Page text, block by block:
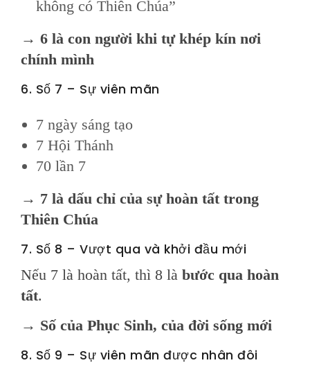
không có Thiên Chúa”
→ 6 là con người khi tự khép kín nơi
chính mình
6. Số 7 – Sự viên mãn
7 ngày sáng tạo
7 Hội Thánh
70 lần 7
→ 7 là dấu chỉ của sự hoàn tất trong
Thiên Chúa
7. Số 8 – Vượt qua và khởi đầu mới
Nếu 7 là hoàn tất, thì 8 là bước qua hoàn
tất.
→ Số của Phục Sinh, của đời sống mới
8. Số 9 – Sự viên mãn được nhân đôi